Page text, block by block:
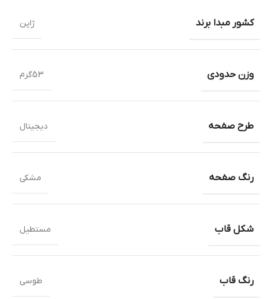
کشور مبدا برند ژاپن
وزن حدودی 53گرم
طرح صفحه دیجیتال
رنگ صفحه مشکی
شکل قاب مستطیل
رنگ قاب طوسی